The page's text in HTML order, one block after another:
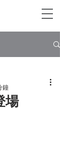
場
鐘